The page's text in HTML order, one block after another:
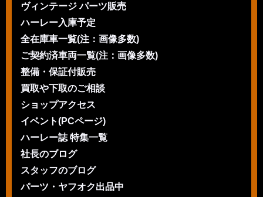
ヴィンテージ パーツ販売
ハーレー入庫予定
全在庫車一覧(注：画像多数)
ご契約済車両一覧(注：画像多数)
整備・保証付販売
買取や下取のご相談
ショップアクセス
イベント(PCページ)
ハーレー誌 特集一覧
社長のブログ
スタッフのブログ
パーツ・ヤフオク出品中